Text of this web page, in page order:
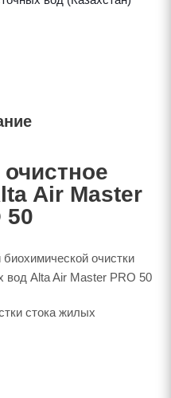
Air Master
50
очистки
вод Alta Air Master PRO 50
стока жилых